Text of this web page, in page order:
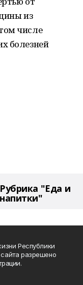
из
числе
болезней
Рубрика "Еда и
напитки"
Республики
разрешено